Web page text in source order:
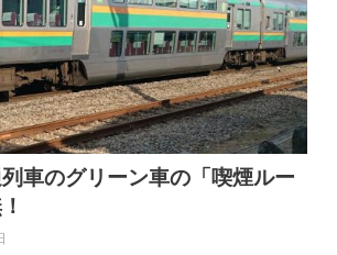
車のグリーン車の「喫煙ルー